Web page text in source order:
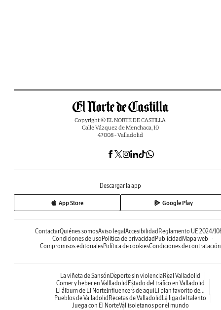
Copyright © EL NORTE DE CASTILLA
Calle Vázquez de Menchaca, 10
47008 - Valladolid
Descargar la app
App Store Google Play
ContactarQuiénes somosAviso legal Accesibilidad Reglamento UE 2024/
Condiciones de uso Política de privacidad Publicidad Mapa web
Compromisos editorialesPolítica de cookiesCondiciones de contratación
La viñeta de Sansón Deporte sin violencia Real Valladolid
Comer y beber en Vallladolid Estado del tráfico en Valladolid
El álbum de El NorteInfluencers de aquíEl plan favorito de...
Pueblos de Valladolid Recetas de Valladolid La liga del talento
Juega con El NorteVallisoletanos por el mundo